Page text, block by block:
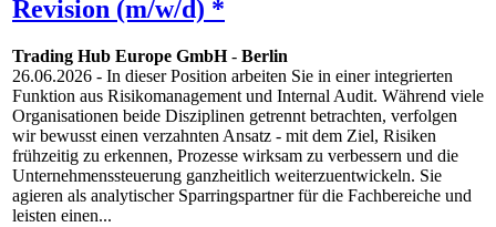
Revision (m/w/d) *
Trading Hub Europe GmbH- Berlin
26.06.2026 - In dieser Position arbeiten Sie in einer integrierten
Funktion aus Risikomanagement und Internal Audit. Während viele
Organisationen beide Disziplinen getrennt betrachten, verfolgen
wir bewusst einen verzahnten Ansatz - mit dem Ziel, Risiken
frühzeitig zu erkennen, Prozesse wirksam zu verbessern und die
Unternehmenssteuerung ganzheitlich weiterzuentwickeln. Sie
agieren als analytischer Sparringspartner für die Fachbereiche und
leisten einen...